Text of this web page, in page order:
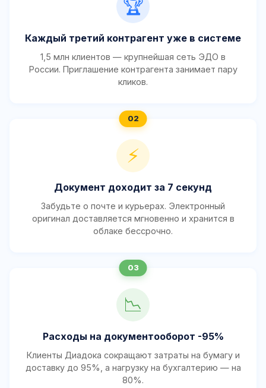
🏆
Каждый третий контрагент уже в системе
1,5 млн клиентов — крупнейшая сеть ЭДО в
России. Приглашение контрагента занимает пару
кликов.
⚡
Документ доходит за 7 секунд
Забудьте о почте и курьерах. Электронный
оригинал доставляется мгновенно и хранится в
облаке бессрочно.
📉
Расходы на документооборот -95%
Клиенты Диадока сокращают затраты на бумагу и
доставку до 95%, а нагрузку на бухгалтерию — на
80%.